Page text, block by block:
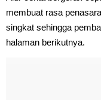
membuat rasa
singkat sehingga
halaman berikutnya.